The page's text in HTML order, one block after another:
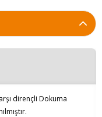
dirençli Dokuma